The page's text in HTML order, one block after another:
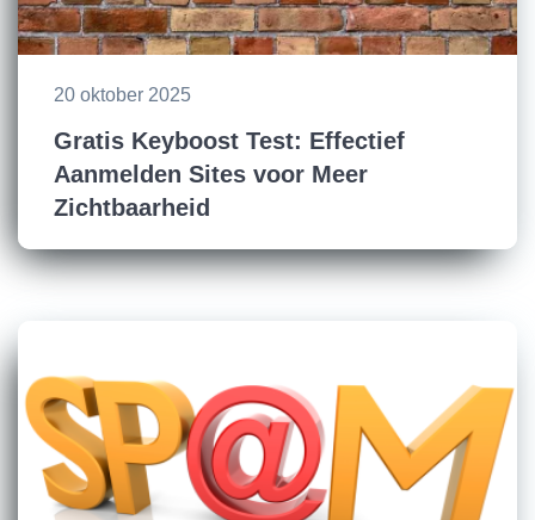
20 oktober 2025
Gratis Keyboost Test: Effectief
Aanmelden Sites voor Meer
Zichtbaarheid